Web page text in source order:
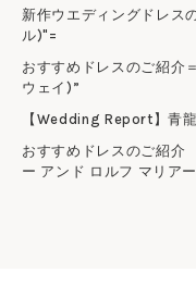
新作ウエディングドレス
ル)"=
おすすめドレスのご紹介
ウェイ)”
【Wedding Report】青
おすすめドレスのご紹介
ー アンド ロルフ マリア